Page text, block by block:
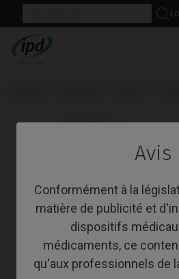
Avis
Conformément à la
matière de publicité et
dispositifs
médicaments, ce
qu'aux professionnels de
                      Base CoCr